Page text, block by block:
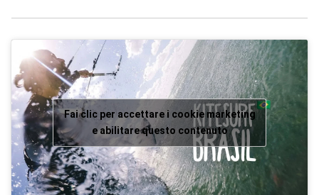
Fai clic per accettare i cookie marketing
e abilitare questo contenuto